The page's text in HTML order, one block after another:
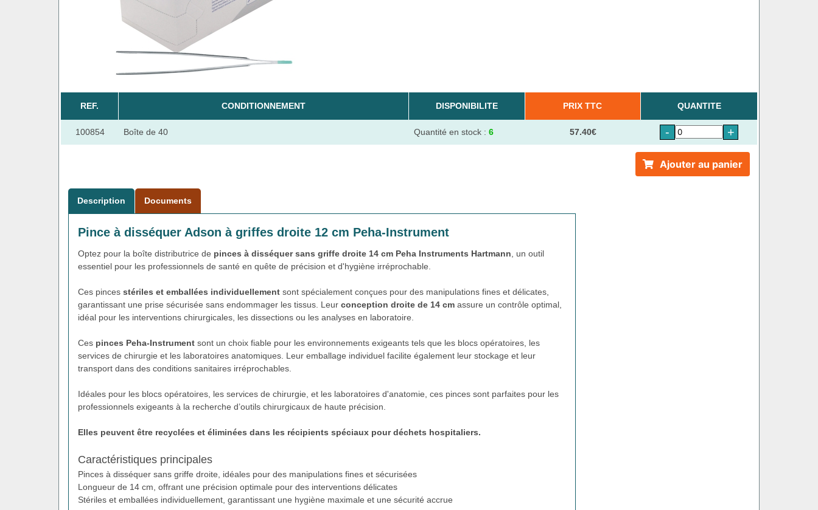
REF. CONDITIONNEMENT DISPONIBILITE PRIX TTC QUANTITE
100854 Boîte de 40 Quantité en stock : 6 57.40€ - +
Ajouter au panier
Description Documents
Pince à disséquer Adson à griffes droite 12 cm Peha-Instrument
Optez pour la boîte distributrice de pinces à disséquer sans griffe droite 14 cm Peha Instruments Hartmann , un outil
essentiel pour les professionnels de santé en quête de précision et d'hygiène irréprochable.
Ces pinces stériles et emballées individuellement sont spécialement conçues pour des manipulations fines et délicates,
garantissant une prise sécurisée sans endommager les tissus. Leur conception droite de 14 cm assure un contrôle optimal,
idéal pour les interventions chirurgicales, les dissections ou les analyses en laboratoire.
Ces pinces Peha-Instrument sont un choix fiable pour les environnements exigeants tels que les blocs opératoires, les
services de chirurgie et les laboratoires anatomiques. Leur emballage individuel facilite également leur stockage et leur
transport dans des conditions sanitaires irréprochables.
Idéales pour les blocs opératoires, les services de chirurgie, et les laboratoires d'anatomie, ces pinces sont parfaites pour les
professionnels exigeants à la recherche d’outils chirurgicaux de haute précision.
Elles peuvent être recyclées et éliminées dans les récipients spéciaux pour déchets hospitaliers.
Caractéristiques principales
Pinces à disséquer sans griffe droite, idéales pour des manipulations fines et sécurisées
Longueur de 14 cm, offrant une précision optimale pour des interventions délicates
Stériles et emballées individuellement, garantissant une hygiène maximale et une sécurité accrue